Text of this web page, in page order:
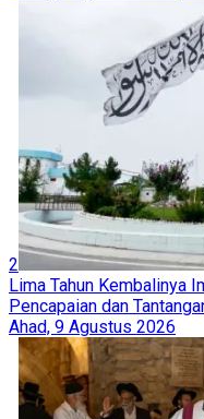
2
Lima Tahun Kembalinya
Pencapaian dan
Ahad, 9 Agustus 2026